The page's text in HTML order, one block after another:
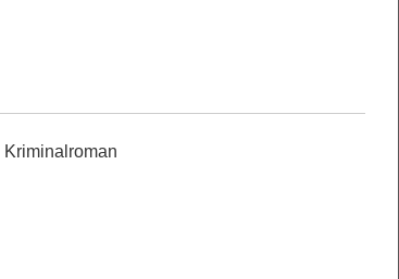
Kriminalroman